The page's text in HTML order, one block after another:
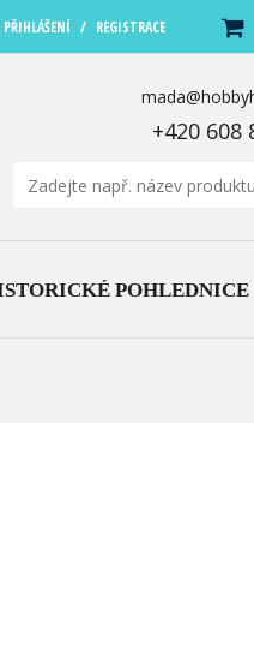
PŘIHLÁŠENÍ / REGISTRACE
+420 608
POHLEDNICE